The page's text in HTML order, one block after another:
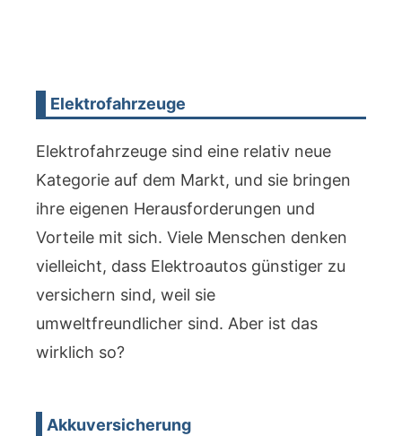
Elektrofahrzeuge
Elektrofahrzeuge sind eine relativ neue
Kategorie auf dem Markt, und sie bringen
ihre eigenen Herausforderungen und
Vorteile mit sich. Viele Menschen denken
vielleicht, dass Elektroautos günstiger zu
versichern sind, weil sie
umweltfreundlicher sind. Aber ist das
wirklich so?
Akkuversicherung